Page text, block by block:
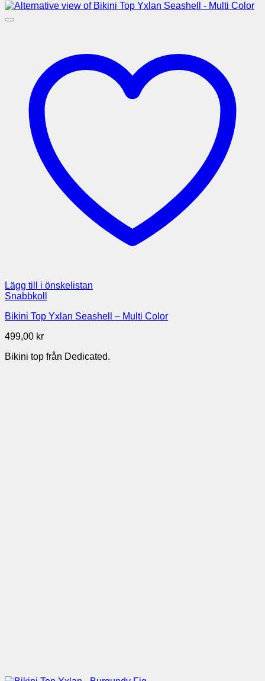
Lägg till i önskelistan
Snabbkoll
Bikini Top Yxlan Seashell – Multi Color
499,00 kr
Bikini top från Dedicated.